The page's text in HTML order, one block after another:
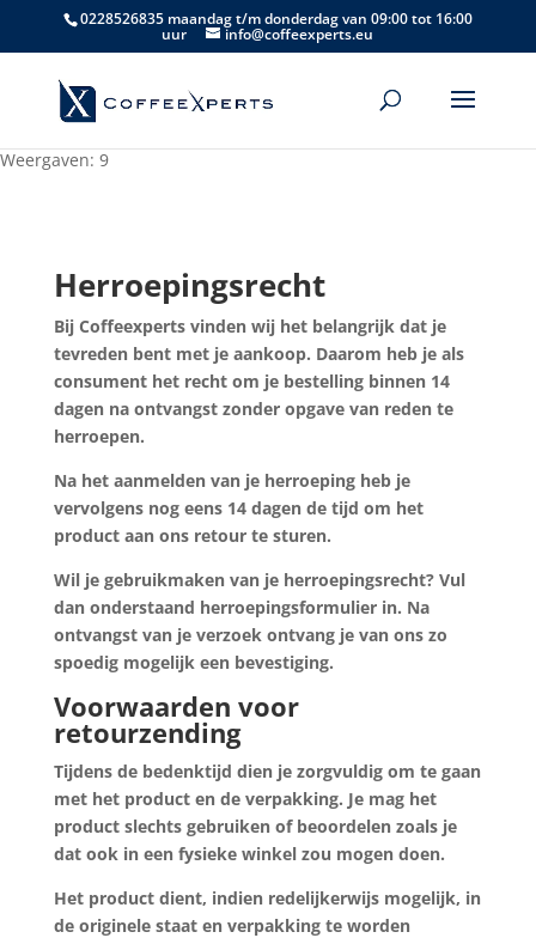
0228526835 maandag t/m donderdag van 09:00 tot 16:00
uur info@coffeexperts.eu
Weergaven: 9
Herroepingsrecht
Bij Coffeexperts vinden wij het belangrijk dat je
tevreden bent met je aankoop. Daarom heb je als
consument het recht om je bestelling binnen 14
dagen na ontvangst zonder opgave van reden te
herroepen.
Na het aanmelden van je herroeping heb je
vervolgens nog eens 14 dagen de tijd om het
product aan ons retour te sturen.
Wil je gebruikmaken van je herroepingsrecht? Vul
dan onderstaand herroepingsformulier in. Na
ontvangst van je verzoek ontvang je van ons zo
spoedig mogelijk een bevestiging.
Voorwaarden voor
retourzending
Tijdens de bedenktijd dien je zorgvuldig om te gaan
met het product en de verpakking. Je mag het
product slechts gebruiken of beoordelen zoals je
dat ook in een fysieke winkel zou mogen doen.
Het product dient, indien redelijkerwijs mogelijk, in
de originele staat en verpakking te worden